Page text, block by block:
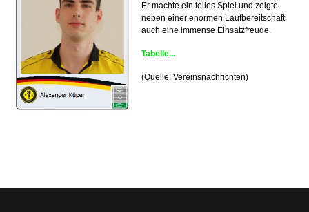
Er machte ein tolles Spiel und zeigte
neben einer enormen Laufbereitschaft,
auch eine immense Einsatzfreude.
Tabelle...
(Quelle: Vereinsnachrichten)